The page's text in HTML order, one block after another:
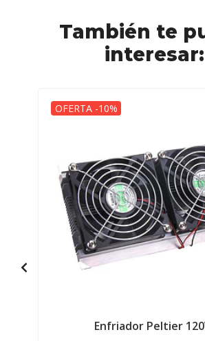
También te
interesar:
OFERTA -10%
Enfriador Peltier